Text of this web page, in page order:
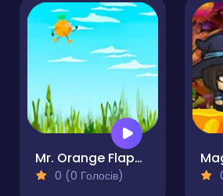
Mr. Orange Flappy Jump
0 (0 Голосів)